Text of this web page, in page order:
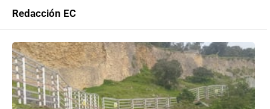
Redacción EC